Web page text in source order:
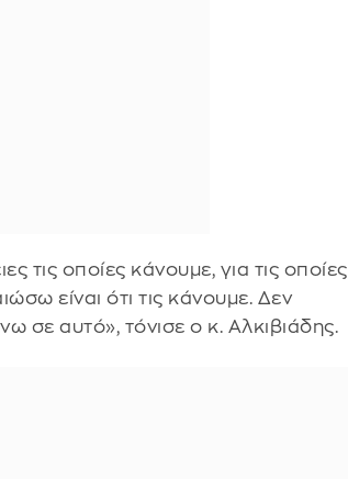
τις οποίες κάνουμε, για τις οποίες
είναι ότι τις κάνουμε. Δεν
σε αυτό», τόνισε ο κ. Αλκιβιάδης.